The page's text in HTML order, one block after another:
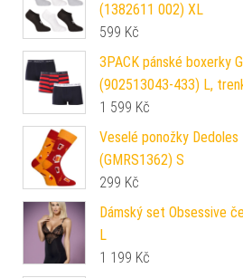
(1382611 002) XL
599 Kč
3PACK pánské boxerky
(902513043-433) L,
1 599 Kč
Veselé ponožky
(GMRS1362) S
299 Kč
Dámský set Obsessive
L
1 199 Kč